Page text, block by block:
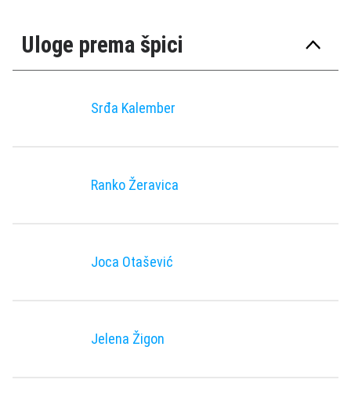
Uloge prema špici
Srđa Kalember
Ranko Žeravica
Joca Otašević
Jelena Žigon